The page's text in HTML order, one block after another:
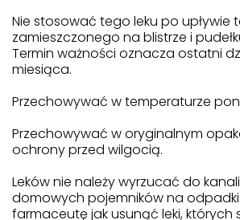
Nie stosować tego leku po upływie
zamieszczonego na blistrze i pudełku
Termin ważności oznacza ostatni
miesiąca.
Przechowywać w temperaturze
Przechowywać w oryginalnym
ochrony przed wilgocią.
Leków nie należy wyrzucać do
domowych pojemników na
farmaceutę jak usunąć leki, których